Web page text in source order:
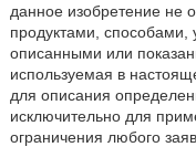
данное изобретение не
продуктами, способами,
описанными или
используемая в
для описания
исключительно для
ограничения любого